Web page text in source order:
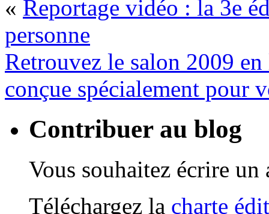
« Reportage vidéo : la 3e
personne
Retrouvez le salon 2009
conçue spécialement pour
Contribuer au blog
Vous souhaitez écrire
Téléchargez la charte